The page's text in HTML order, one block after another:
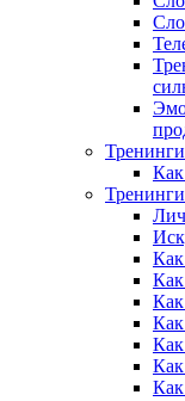
Как
Как
Как
Как